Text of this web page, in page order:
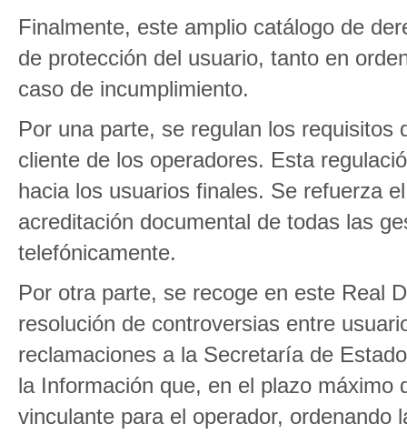
Finalmente, este amplio catálogo de
de protección del usuario, tanto en
caso de incumplimiento.
Por una parte, se regulan los
cliente de los operadores. Esta
hacia los usuarios finales. Se refuerza
acreditación documental de todas las
telefónicamente.
Por otra parte, se recoge en este Real
resolución de controversias entre
reclamaciones a la Secretaría de
la Información que, en el plazo
vinculante para el operador, ordenando